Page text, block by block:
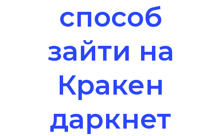
способ
зайти на
Кракен
даркнет